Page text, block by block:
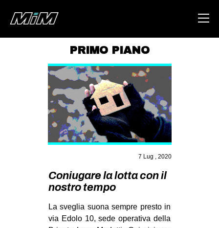
ABOUT
AREA
DEGENERAZIONE
GAZA FREESTYLE
CSOA LAMBRETTA
MSM
STUDENTI TSUNAMI
ZAM
MILANO
PRIMO PIANO
7 Lug , 2020
Coniugare la lotta con il
nostro tempo
La sveglia suona sempre presto in
via Edolo 10, sede operativa della